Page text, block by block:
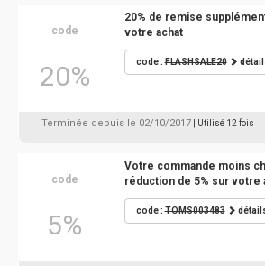
code
20%
20% de remise
votre achat
code :FLASHSALE20
Terminée depuis le 02/10/2017 | Utilisé 12 fois
code
5%
Votre commande moins
réduction de 5% sur votre
code :TOMS003483